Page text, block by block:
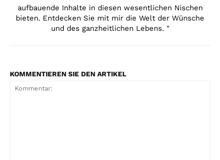
aufbauende Inhalte in diesen wesentlichen Nischen
bieten. Entdecken Sie mit mir die Welt der Wünsche
und des ganzheitlichen Lebens. "
KOMMENTIEREN SIE DEN ARTIKEL